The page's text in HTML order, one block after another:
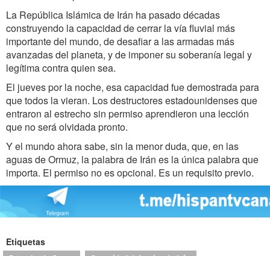
La República Islámica de Irán ha pasado décadas
construyendo la capacidad de cerrar la vía fluvial más
importante del mundo, de desafiar a las armadas más
avanzadas del planeta, y de imponer su soberanía legal y
legítima contra quien sea.
El jueves por la noche, esa capacidad fue demostrada para
que todos la vieran. Los destructores estadounidenses que
entraron al estrecho sin permiso aprendieron una lección
que no será olvidada pronto.
Y el mundo ahora sabe, sin la menor duda, que, en las
aguas de Ormuz, la palabra de Irán es la única palabra que
importa. El permiso no es opcional. Es un requisito previo.
Etiquetas